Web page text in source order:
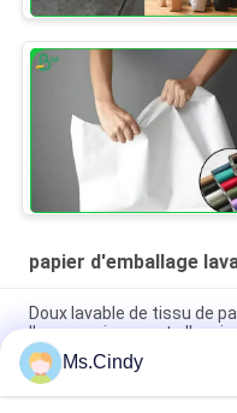
papier d'emballage
Doux lavable de tissu de
l'usure qui respecte
Petit pain de papier non
de tissu d'usage 0.55mm
Ms.Cindy